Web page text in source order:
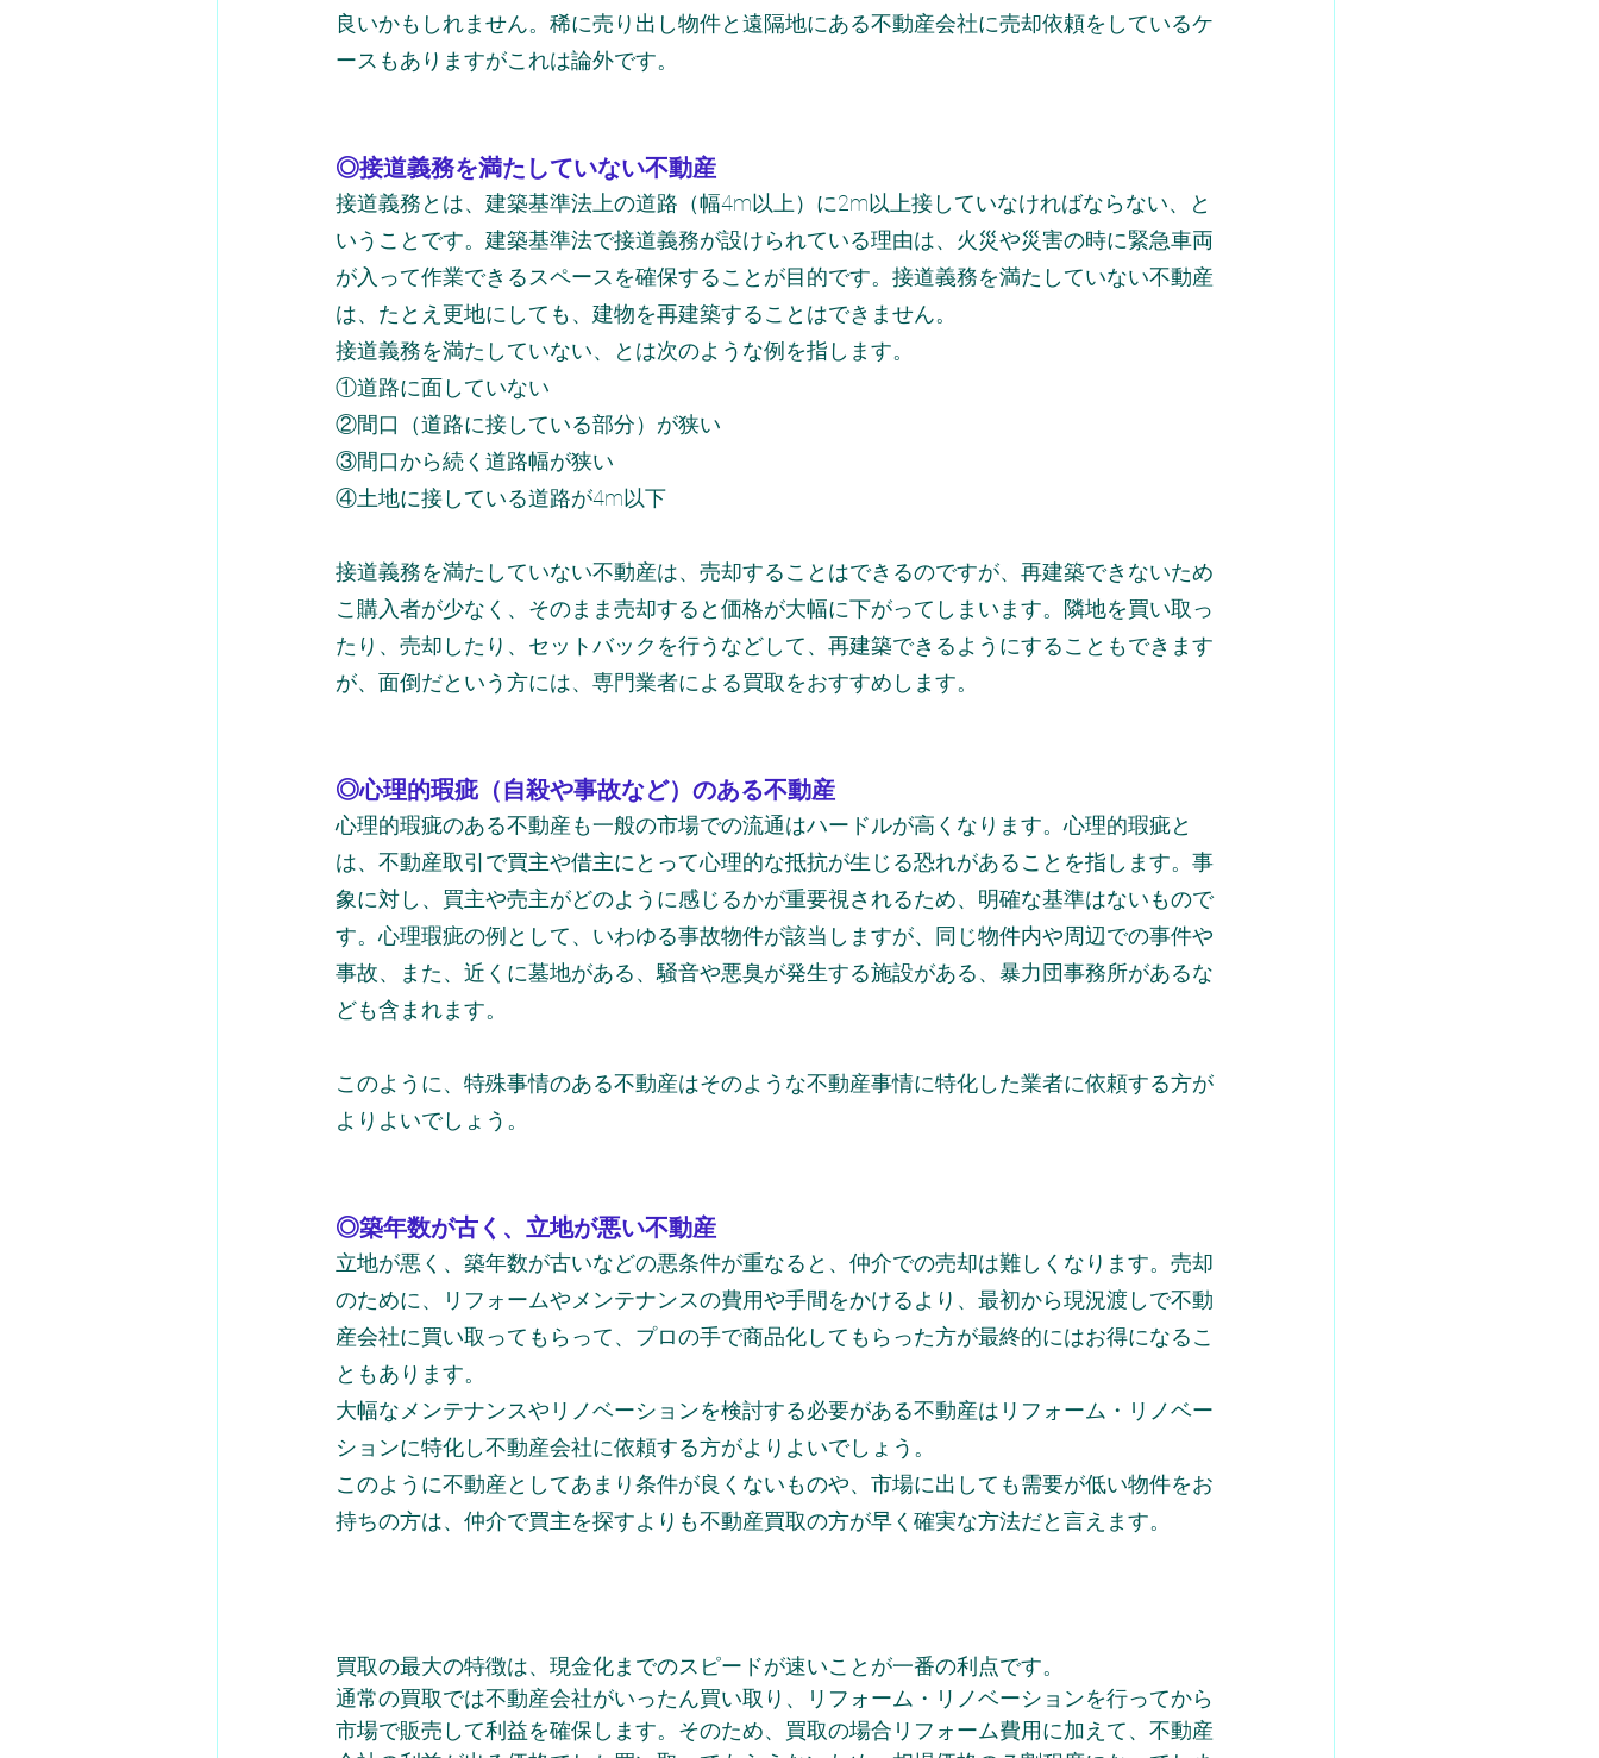
良いかもしれません。稀に売り出し物件と遠隔地にある不動産会社に売却依頼をしているケ
ースもありますがこれは論外です。
◎接道義務を満たしていない不動産
接道義務とは、建築基準法上の道路（幅4m以上）に2m以上接していなければならない、と
いうことです。建築基準法で接道義務が設けられている理由は、火災や災害の時に緊急車両
が入って作業できるスペースを確保することが目的です。接道義務を満たしていない不動産
は、たとえ更地にしても、建物を再建築することはできません。
接道義務を満たしていない、とは次のような例を指します。
①道路に面していない
②間口（道路に接している部分）が狭い
③間口から続く道路幅が狭い
④土地に接している道路が4m以下
接道義務を満たしていない不動産は、売却することはできるのですが、再建築できないため
こ購入者が少なく、そのまま売却すると価格が大幅に下がってしまいます。隣地を買い取っ
たり、売却したり、セットバックを行うなどして、再建築できるようにすることもできます
が、面倒だという方には、専門業者による買取をおすすめします。
◎心理的瑕疵（自殺や事故など）のある不動産
心理的瑕疵のある不動産も一般の市場での流通はハードルが高くなります。心理的瑕疵と
は、不動産取引で買主や借主にとって心理的な抵抗が生じる恐れがあることを指します。事
象に対し、買主や売主がどのように感じるかが重要視されるため、明確な基準はないもので
す。心理瑕疵の例として、いわゆる事故物件が該当しますが、同じ物件内や周辺での事件や
事故、また、近くに墓地がある、騒音や悪臭が発生する施設がある、暴力団事務所があるな
ども含まれます。
このように、特殊事情のある不動産はそのような不動産事情に特化した業者に依頼する方が
よりよいでしょう。
◎築年数が古く、立地が悪い不動産
立地が悪く、築年数が古いなどの悪条件が重なると、仲介での売却は難しくなります。売却
のために、リフォームやメンテナンスの費用や手間をかけるより、最初から現況渡しで不動
産会社に買い取ってもらって、プロの手で商品化してもらった方が最終的にはお得になるこ
ともあります。
大幅なメンテナンスやリノベーションを検討する必要がある不動産はリフォーム・リノベー
ションに特化し不動産会社に依頼する方がよりよいでしょう。
このように不動産としてあまり条件が良くないものや、市場に出しても需要が低い物件をお
持ちの方は、仲介で買主を探すよりも不動産買取の方が早く確実な方法だと言えます。
買取の最大の特徴は、現金化までのスピードが速いことが一番の利点です。
通常の買取では不動産会社がいったん買い取り、リフォーム・リノベーションを行ってから
市場で販売して利益を確保します。そのため、買取の場合リフォーム費用に加えて、不動産